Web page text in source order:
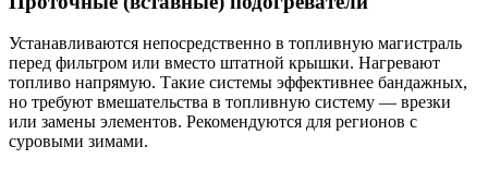
Устанавливаются непосредственно в топливную магистраль
перед фильтром или вместо штатной крышки. Нагревают
топливо напрямую. Такие системы эффективнее бандажных,
но требуют вмешательства в топливную систему — врезки
или замены элементов. Рекомендуются для регионов с
суровыми зимами.